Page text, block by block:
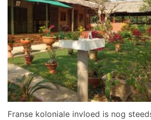
Franse koloniale invloed is nog